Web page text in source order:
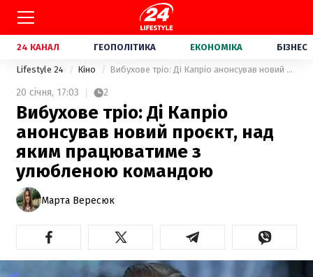
24 КАНАЛ ГЕОПОЛІТИКА ЕКОНОМІКА БІЗНЕС
Lifestyle 24 Кіно Вибухове тріо: Ді Капріо анонсував новий проєкт, над яким працюватиме з улюбленою командою
20 січня, 17:03 2
Вибухове тріо: Ді Капріо
анонсував новий проєкт, над
яким працюватиме з
улюбленою командою
Марта Вересюк